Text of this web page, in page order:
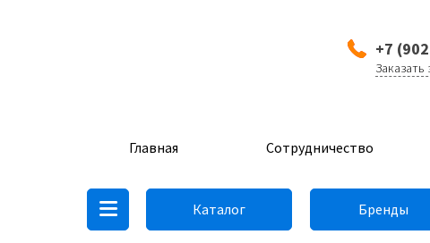
+7
Заказать
Главная Сотрудничество
Каталог Бренды